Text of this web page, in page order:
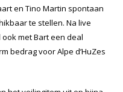
en Tino Martin spontaan
te stellen. Na live
met Bart een deal
bedrag voor Alpe d’HuZes